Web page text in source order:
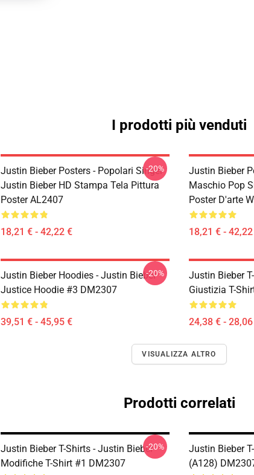
I prodotti più venduti
Justin Bieber Posters - Popolari Singer
Justin Bieber HD Stampa Tela Pittura
Poster AL2407
18,21 € - 42,22 €
-20%
Justin Bieber
Maschio Pop
Poster D'arte
18,21 € -
Justin Bieber Hoodies - Justin Bieber
Justice Hoodie #3 DM2307
39,51 € - 45,95 €
-20%
Justin Bieber
Giustizia T-
24,38 € -
VISUALIZZA ALTRO
Prodotti correlati
Justin Bieber T-Shirts - Justin Bieber
Modifiche T-Shirt #1 DM2307
-20%
Justin Bieber
(A128)